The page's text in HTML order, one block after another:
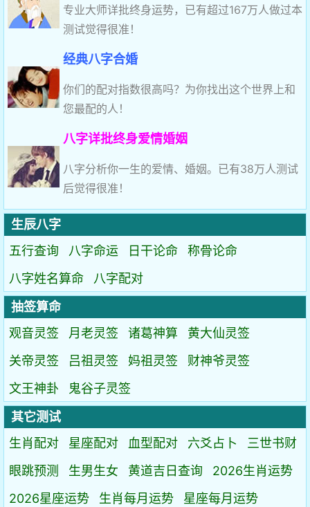
专业大师详批终身运势，已有超过167万人做过本
测试觉得很准！
经典八字合婚
你们的配对指数很高吗？为你找出这个世界上和
您最配的人！
八字详批终身爱情婚姻
八字分析你一生的爱情、婚姻。已有38万人测试
后觉得很准！
生辰八字
五行查询
八字命运 日干论命
称骨论命
八字姓名算命
八字配对
抽签算命
观音灵签
月老灵签 诸葛神算
黄大仙灵签
关帝灵签
吕祖灵签 妈祖灵签
财神爷灵签
文王神卦
鬼谷子灵签
其它测试
生肖配对
星座配对 血型配对 六爻占卜
三世书财
眼跳预测
生男生女 黄道吉日查询
2026生肖运势
2026星座运势
生肖每月运势 星座每月运势